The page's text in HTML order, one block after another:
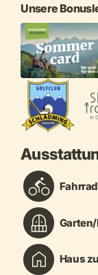
Unsere
Haus